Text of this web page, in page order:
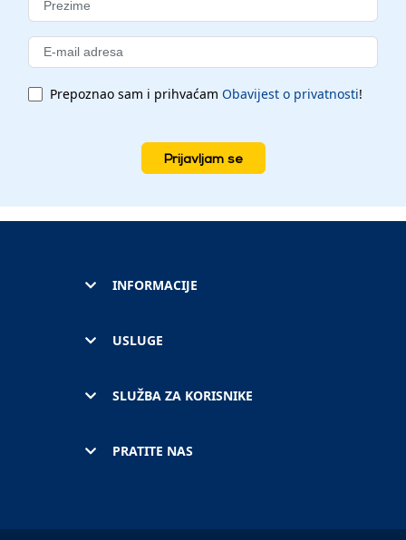
Prepoznao sam i prihvaćam Obavijest o privatnosti!
Prijavljam se
INFORMACIJE
USLUGE
SLUŽBA ZA KORISNIKE
PRATITE NAS